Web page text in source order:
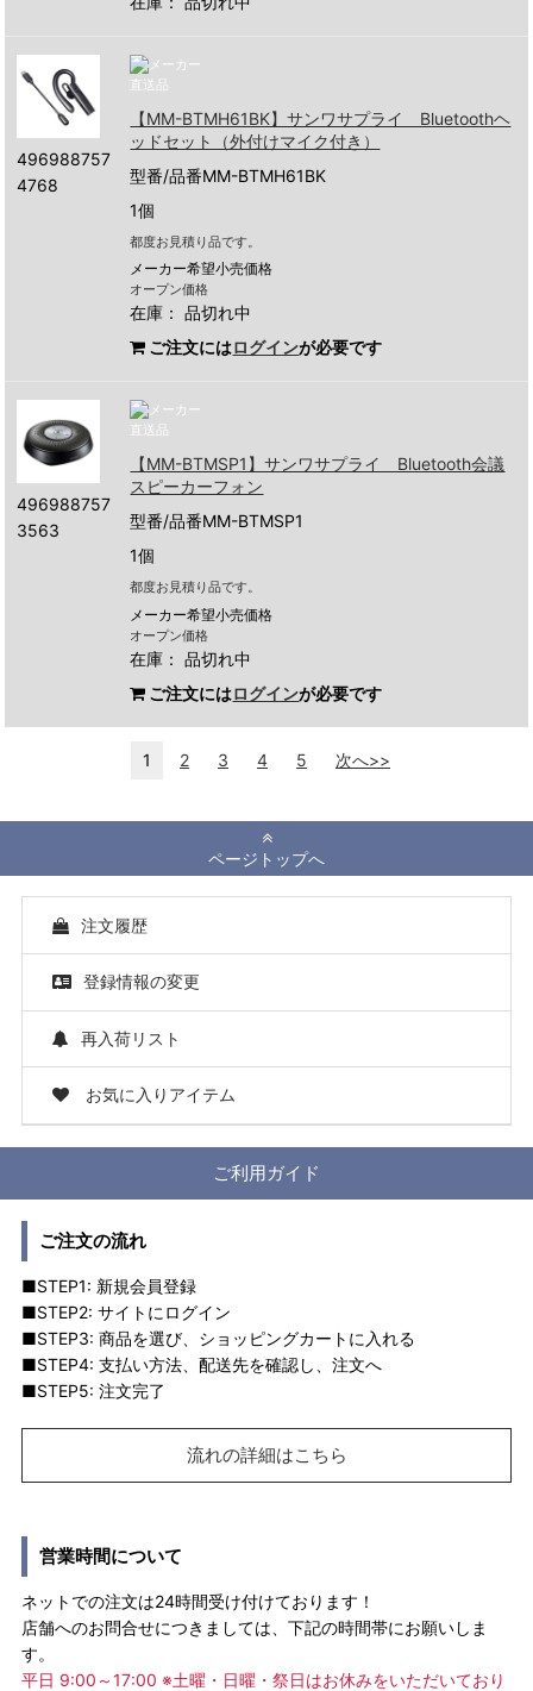
496988757
4768
【MM-BTMH61BK】サンワサプライ Bluetoothヘ
ッドセット（外付けマイク付き）
型番/品番MM-BTMH61BK
1個
都度お見積り品です。
メーカー希望小売価格
オープン価格
在庫：品切れ中
ご注文にはログインが必要です
496988757
3563
【MM-BTMSP1】サンワサプライ Bluetooth会議
スピーカーフォン
型番/品番MM-BTMSP1
1個
都度お見積り品です。
メーカー希望小売価格
オープン価格
在庫：品切れ中
ご注文にはログインが必要です
1 2 3 4 5 次へ>>
ページトップへ
注文履歴
登録情報の変更
再入荷リスト
お気に入りアイテム
ご利用ガイド
ご注文の流れ
■STEP1: 新規会員登録
■STEP2: サイトにログイン
■STEP3: 商品を選び、ショッピングカートに入れる
■STEP4: 支払い方法、配送先を確認し、注文へ
■STEP5: 注文完了
流れの詳細はこちら
営業時間について
ネットでの注文は24時間受け付けております！
店舗へのお問合せにつきましては、下記の時間帯にお願いしま
す。
平日 9:00～17:00 ※土曜・日曜・祭日はお休みをいただいており